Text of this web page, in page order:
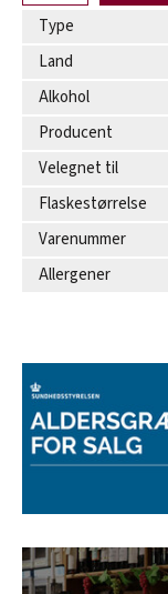
Type
Land
Alkohol
Producent
Velegnet til
Flaskestørrelse
Varenummer
Allergener